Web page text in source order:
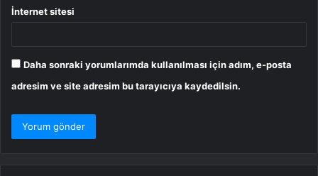
İnternet sitesi
Daha sonraki yorumlarımda kullanılması için adım, e-posta
adresim ve site adresim bu tarayıcıya kaydedilsin.